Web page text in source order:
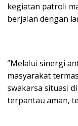
kegiatan patroli
berjalan dengan
​”Melalui sinergi
masyarakat
swakarsa situasi
terpantau aman,